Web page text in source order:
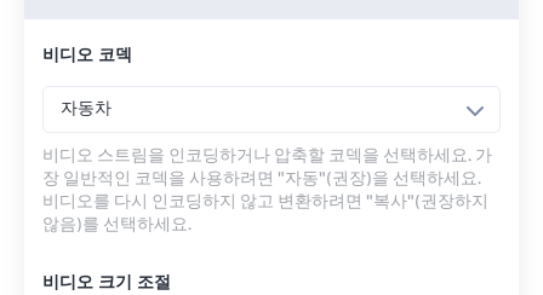
비디오 코덱
자동차
비디오 스트림을 인코딩하거나 압축할 코덱을 선택하세요. 가
장 일반적인 코덱을 사용하려면 "자동"(권장)을 선택하세요.
비디오를 다시 인코딩하지 않고 변환하려면 "복사"(권장하지
않음)를 선택하세요.
비디오 크기 조절